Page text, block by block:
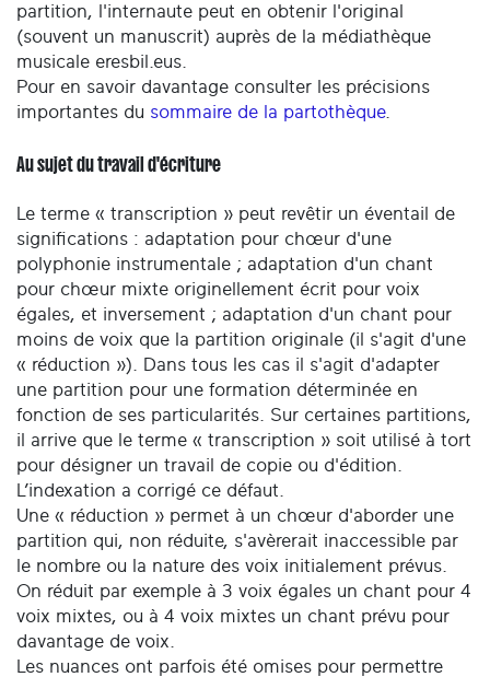
partition, l'internaute peut en obtenir l'original
(souvent un manuscrit) auprès de la médiathèque
musicale eresbil.eus.
Pour en savoir davantage consulter les précisions
importantes du sommaire de la partothèque.
Au sujet du travail d'écriture
Le terme « transcription » peut revêtir un éventail de
significations : adaptation pour chœur d'une
polyphonie instrumentale ; adaptation d'un chant
pour chœur mixte originellement écrit pour voix
égales, et inversement ; adaptation d'un chant pour
moins de voix que la partition originale (il s'agit d'une
« réduction »). Dans tous les cas il s'agit d'adapter
une partition pour une formation déterminée en
fonction de ses particularités. Sur certaines partitions,
il arrive que le terme « transcription » soit utilisé à tort
pour désigner un travail de copie ou d'édition.
L’indexation a corrigé ce défaut.
Une « réduction » permet à un chœur d'aborder une
partition qui, non réduite, s'avèrerait inaccessible par
le nombre ou la nature des voix initialement prévus.
On réduit par exemple à 3 voix égales un chant pour 4
voix mixtes, ou à 4 voix mixtes un chant prévu pour
davantage de voix.
Les nuances ont parfois été omises pour permettre